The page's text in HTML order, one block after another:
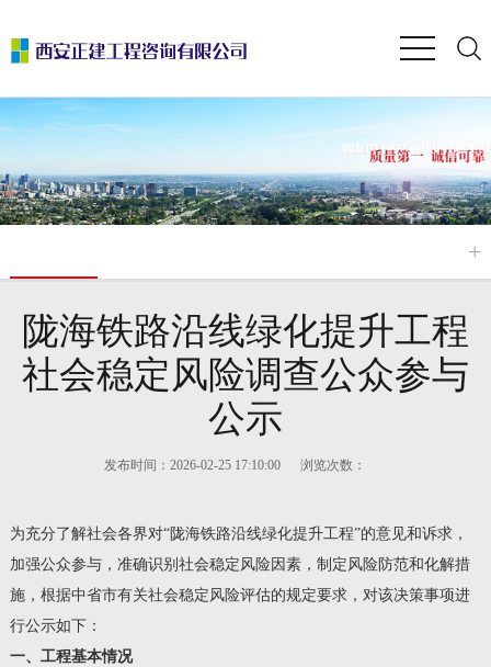
陇海铁路沿线绿化提升工程
社会稳定风险调查公众参与
公示
发布时间：2026-02-25 17:10:00 浏览次数：
为充分了解社会各界对“陇海铁路沿线绿化提升工程”的意见和诉求，
加强公众参与，准确识别社会稳定风险因素，制定风险防范和化解措
施，根据中省市有关社会稳定风险评估的规定要求，对该决策事项进
行公示如下：
一、 工程基本情况